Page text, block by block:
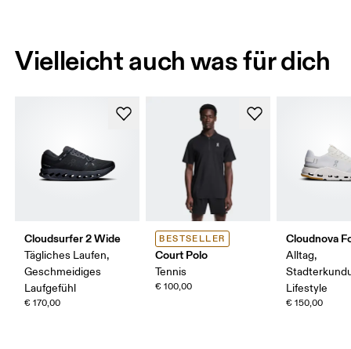
Vielleicht auch was für dich
Cloudsurfer 2 Wide
Tägliches Laufen,
Geschmeidiges
Laufgefühl
€ 170,00
BESTSELLER
Court Polo
Tennis
€ 100,00
Cloudnova
Alltag,
Lifestyle
€ 150,00